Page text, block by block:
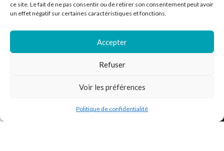
ce site. Le fait de ne pas consentir ou de retirer son consentement peut avoir
un effet négatif sur certaines caractéristiques et fonctions.
Accepter
Refuser
Voir les préférences
Politique de confidentialité
*TVA non applicable – article 293 B du CGI
BESOIN D’AIDE ?Mon compte